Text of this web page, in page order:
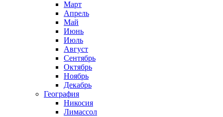
Март
Апрель
Май
Июнь
Июль
Август
Сентябрь
Октябрь
Ноябрь
Декабрь
География
Никосия
Лимассол